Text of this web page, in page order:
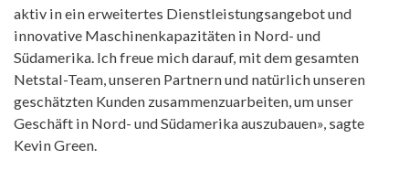
aktiv in ein erweitertes Dienstleistungsangebot und
innovative Maschinenkapazitäten in Nord- und
Südamerika. Ich freue mich darauf, mit dem gesamten
Netstal-Team, unseren Partnern und natürlich unseren
geschätzten Kunden zusammenzuarbeiten, um unser
Geschäft in Nord- und Südamerika auszubauen», sagte
Kevin Green.